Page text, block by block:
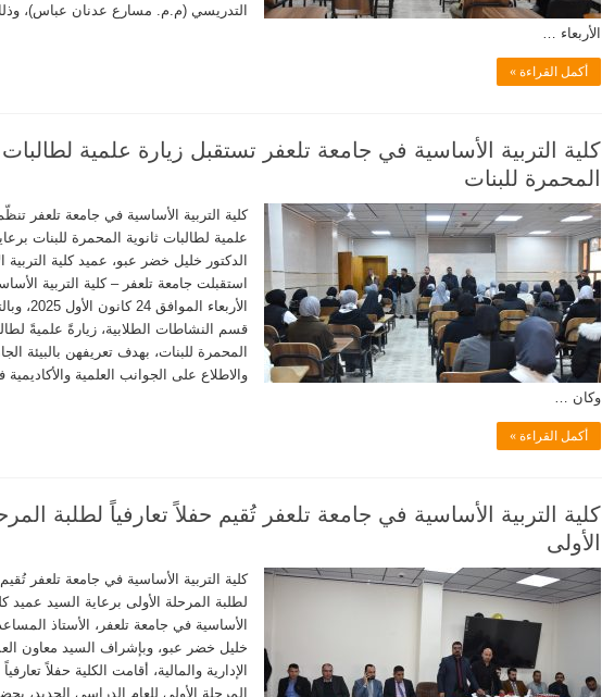
التدريسي (م.م. مسارع عدنان عباس)،
الأربعاء …
أكمل القراءة »
كلية التربية الأساسية في جامعة تلعفر تستقبل زيارة علمية لطالبات
المحمرة للبنات
كلية التربية الأساسية في جامعة تلعفر
علمية لطالبات ثانوية المحمرة للبنات
الدكتور خليل خضر عبو، عميد كلية التربية
استقبلت جامعة تلعفر – كلية التربية
الأربعاء
قسم النشاطات الطلابية، زيارةً علميةً
المحمرة للبنات، بهدف تعريفهن بالبيئة
والاطلاع على الجوانب العلمية والأكاديمية
وكان …
أكمل القراءة »
كلية التربية الأساسية في جامعة تلعفر تُقيم حفلاً تعارفياً لطلبة
الأولى
كلية التربية الأساسية في جامعة تلعفر تُقيم
لطلبة المرحلة الأولى برعاية السيد عميد
الأساسية في جامعة تلعفر، الأستاذ
خليل خضر عبو، وبإشراف السيد معاون
الإدارية والمالية، أقامت الكلية حفلاً
المرحلة الأولى للعام الدراسي الجديد،